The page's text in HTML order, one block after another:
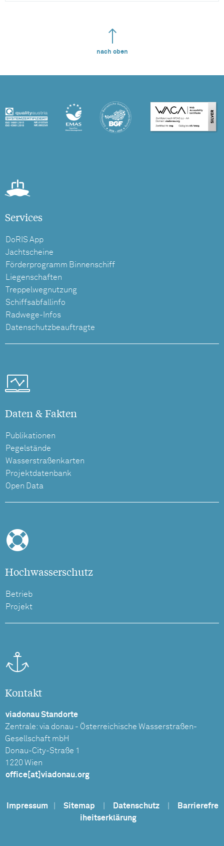
nach oben
Services
DoRIS App
Jachtscheine
Förderprogramm Binnenschiff
Liegenschaften
Treppelwegnutzung
Schiffsabfallinfo
Radwege-Infos
Datenschutzbeauftragte
Daten & Fakten
Publikationen
Pegelstände
Wasserstraßenkarten
Projektdatenbank
Open Data
Hochwasserschutz
Betrieb
Projekt
Kontakt
viadonau Standorte
Zentrale: via donau - Österreichische Wasserstraßen-
Gesellschaft mbH
Donau-City-Straße 1
1220 Wien
office[at]viadonau.org
Impressum Sitemap Datenschutz
Barrierefre
iheitserklärung